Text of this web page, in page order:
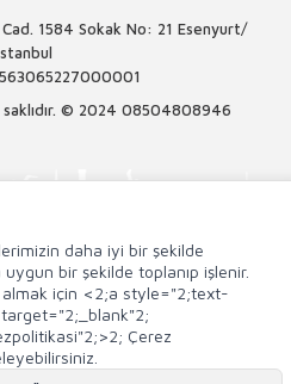
1584 Sokak No: 21 Esenyurt/
© 2024 08504808946
daha iyi bir şekilde
bir şekilde toplanıp işlenir.
almak için <2;a style="2;text-
Çerez